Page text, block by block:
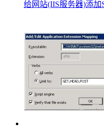
给网站(IIS服务器)添加